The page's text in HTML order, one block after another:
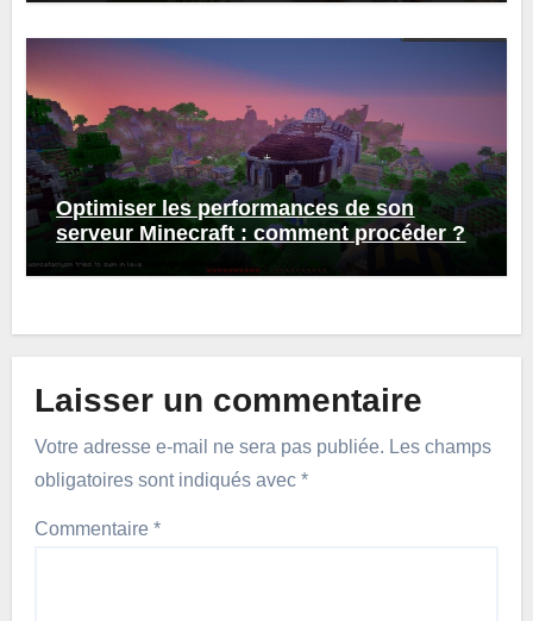
Optimiser les performances de son
serveur Minecraft : comment procéder ?
Laisser un commentaire
Votre adresse e-mail ne sera pas publiée. Les champs
obligatoires sont indiqués avec *
Commentaire *